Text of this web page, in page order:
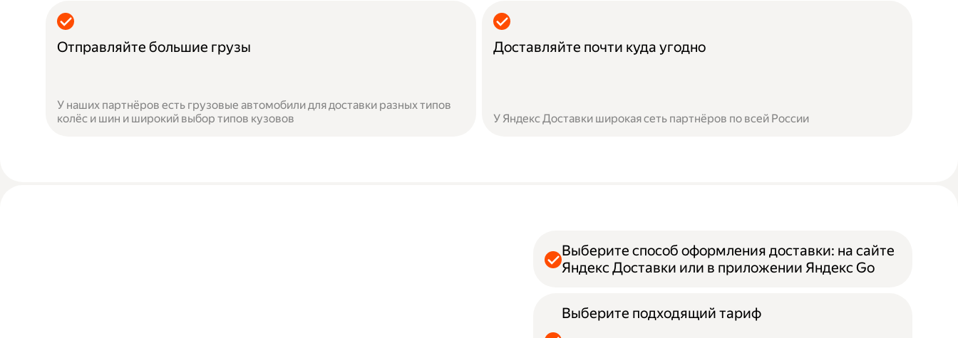
Отправляйте большие грузы
У наших партнёров есть грузовые автомобили для доставки разных типов
колёс и шин и широкий выбор типов кузовов
Доставляйте почти куда угодно
У Яндекс Доставки широкая сеть партнёров по всей России
Выберите способ оформления доставки: на сайте
Яндекс Доставки или в приложении Яндекс Go
Выберите подходящий тариф